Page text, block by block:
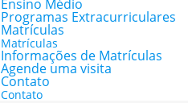
Ensino Médio
Programas Extracurriculares
Matrículas
Matrículas
Informações de Matrículas
Agende uma visita
Contato
Contato